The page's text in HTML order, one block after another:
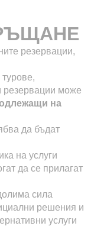
резервации може
на
да бъдат
на услуги
да се прилагат
сила
решения и
услуги